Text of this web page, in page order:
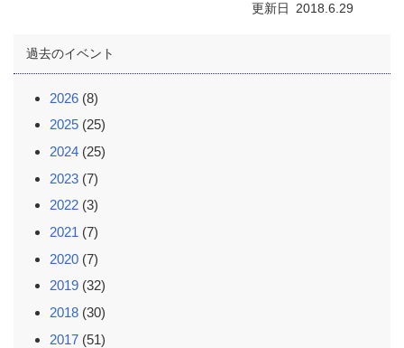
更新日 2018.6.29
過去のイベント
2026 (8)
2025 (25)
2024 (25)
2023 (7)
2022 (3)
2021 (7)
2020 (7)
2019 (32)
2018 (30)
2017 (51)